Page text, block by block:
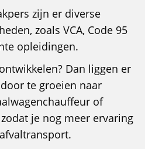
zijn er diverse
zoals VCA, Code 95
opleidingen.
Dan liggen er
te groeien naar
of
je nog meer ervaring